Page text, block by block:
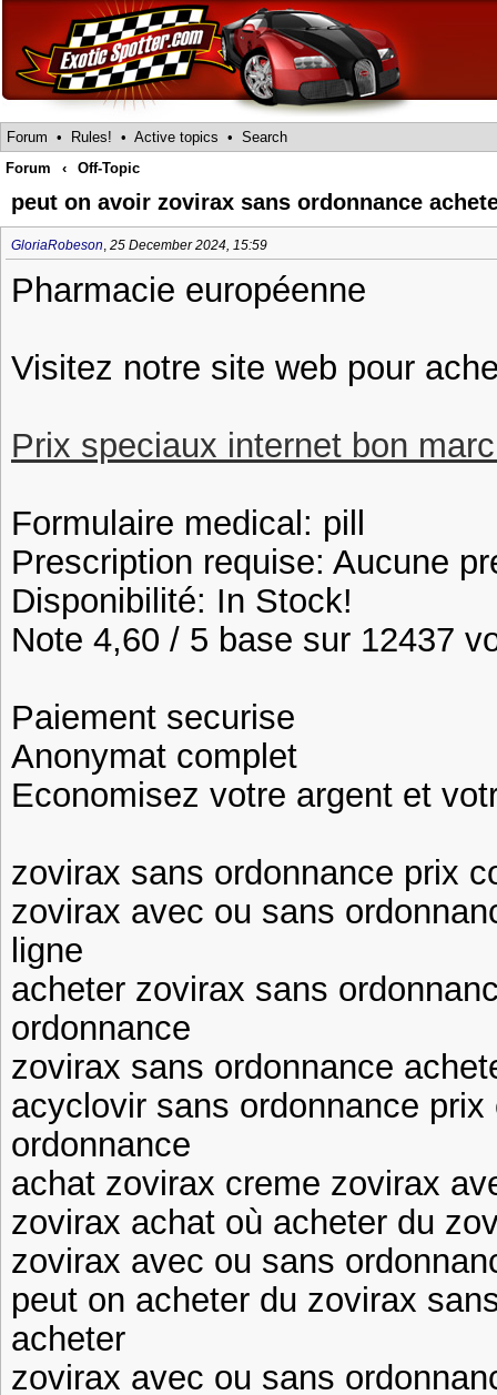
Forum • Rules! • Active topics • Search
Forum
‹ Off-Topic
peut on avoir zovirax sans ordonnance
GloriaRobeson, 25 December 2024, 15:59
Pharmacie européenne
Visitez notre site web pour
Prix speciaux internet bon
Formulaire medical: pill
Prescription requise: Aucune
Disponibilité: In Stock!
Note 4,60 / 5 base sur 12437
Paiement securise
Anonymat complet
Economisez votre argent et
zovirax sans ordonnance prix
zovirax avec ou sans
ligne
acheter zovirax sans
ordonnance
zovirax sans ordonnance
acyclovir sans ordonnance
ordonnance
achat zovirax creme zovirax
zovirax achat où acheter du
zovirax avec ou sans
peut on acheter du zovirax
acheter
zovirax avec ou sans